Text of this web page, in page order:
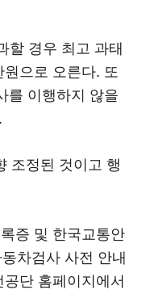
할 경우 최고 과태
으로 오른다. 또
를 이행하지 않을
조정된 것이고 행
증 및 한국교통안
차검사 사전 안내
단 홈페이지에서